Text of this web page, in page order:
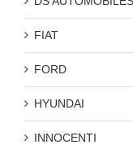
FIAT
FORD
HYUNDAI
INNOCENTI